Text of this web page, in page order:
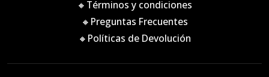
🔸Términos y condiciones
🔸Preguntas Frecuentes
🔸Políticas de Devolución